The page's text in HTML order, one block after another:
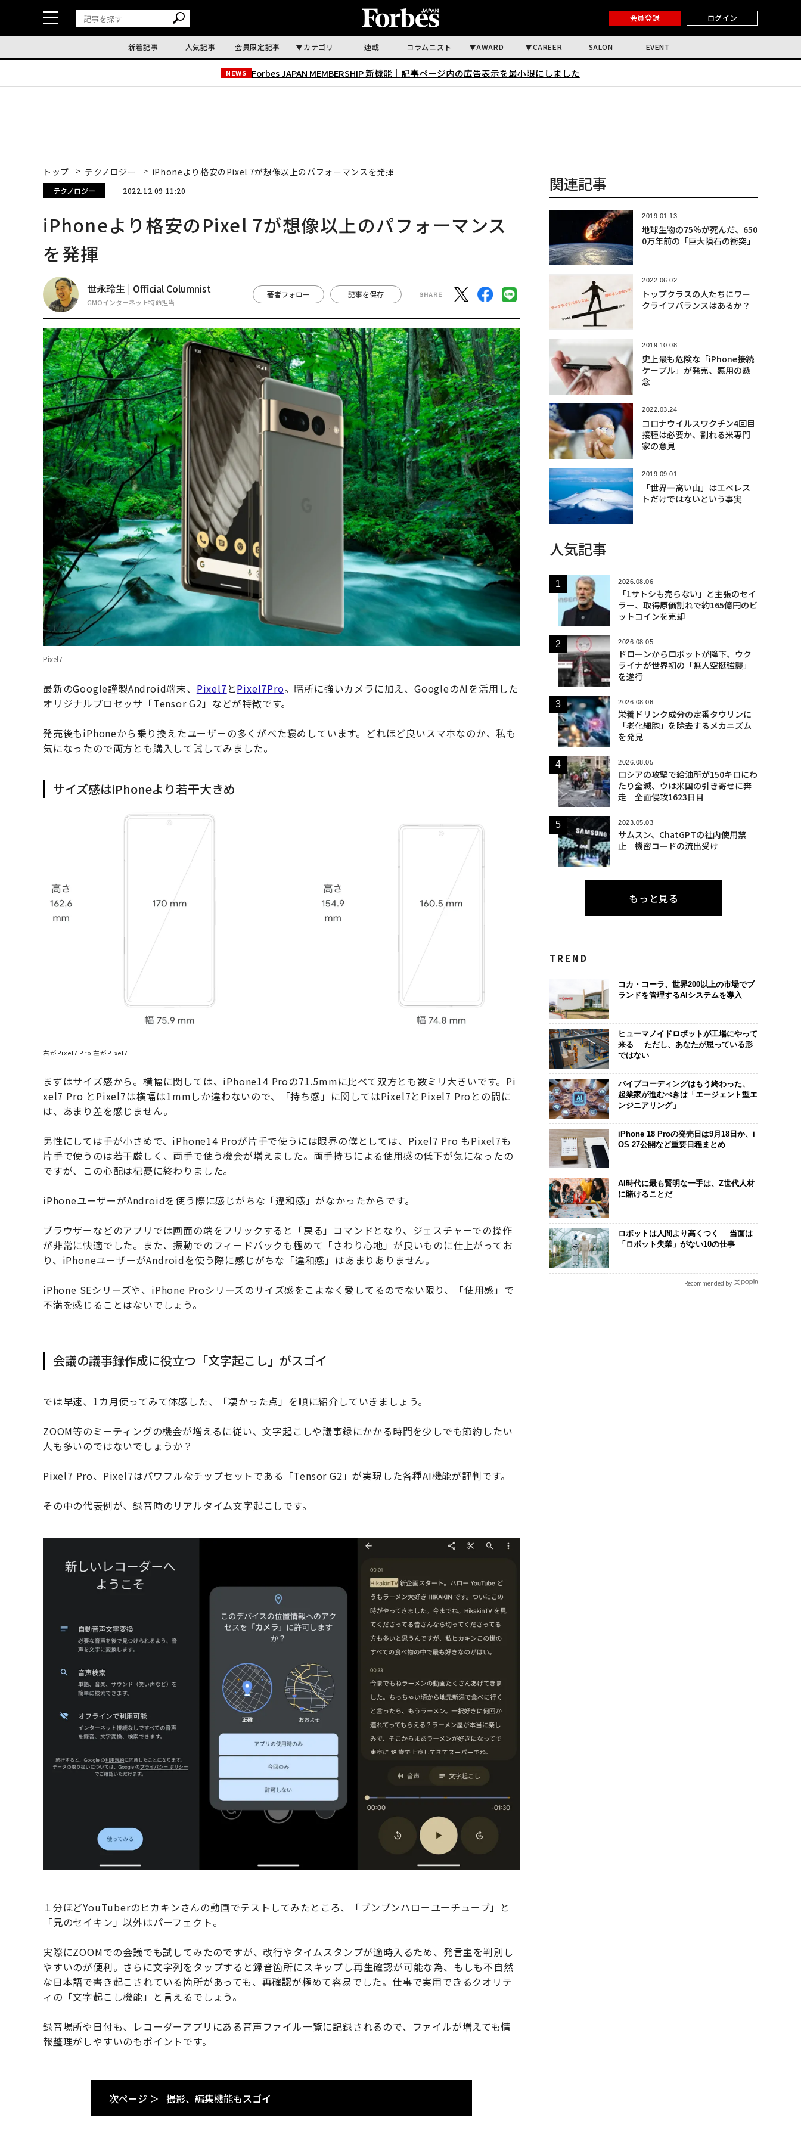
会員登録 ログイン
新着記事 人気記事 会員限定記事 カテゴリ 連載 コラムニスト AWARD CAREER SALON EVENT
NEWS Forbes JAPAN MEMBERSHIP 新機能｜ 記事ページ内の広告表示を最小限にしました
トップ テクノロジー iPhoneより格安のPixel 7が想像以上のパフォーマンスを発揮
テクノロジー 2022.12.09 11:20
iPhoneより格安のPixel 7が想像以上のパフォーマンス
を発揮
世永玲生 | Official Columnist
GMOインターネット特命担当
著者フォロー 記事を保存
Pixel7
最新のGoogle謹製Android端末、 Pixel7 とPixel7Pro。暗所に強いカメラに加え、GoogleのAIを活用した
オリジナルプロセッサ「Tensor G2」などが特徴です。
発売後もiPhoneから乗り換えたユーザーの多くがべた褒めしています。どれほど良いスマホなのか、私も
気になったので両方とも購入して試してみました。
サイズ感はiPhoneより若干大きめ
右がPixel7 Pro 左がPixel7
まずはサイズ感から。横幅に関しては、iPhone14 Proの71.5mmに比べて双方とも数ミリ大きいです。Pi
xel7 Pro とPixel7は横幅は1mmしか違わないので、「持ち感」に関してはPixel7とPixel7 Proとの間に
は、あまり差を感じません。
男性にしては手が小さめで、iPhone14 Proが片手で使うには限界の僕としては、Pixel7 Pro もPixel7も
片手で使うのは若干厳しく、両手で使う機会が増えました。両手持ちによる使用感の低下が気になったの
ですが、この心配は杞憂に終わりました。
iPhoneユーザーがAndroidを使う際に感じがちな「違和感」がなかったからです。
ブラウザーなどのアプリでは画面の端をフリックすると「戻る」コマンドとなり、ジェスチャーでの操作
が非常に快適でした。また、振動でのフィードバックも極めて「さわり心地」が良いものに仕上がってお
り、iPhoneユーザーがAndroidを使う際に感じがちな「違和感」はあまりありません。
iPhone SEシリーズや、iPhone Proシリーズのサイズ感をこよなく愛してるのでない限り、「使用感」で
不満を感じることはないでしょう。
会議の議事録作成に役立つ「文字起こし」がスゴイ
では早速、1カ月使ってみて体感した、「凄かった点」を順に紹介していきましょう。
ZOOM等のミーティングの機会が増えるに従い、文字起こしや議事録にかかる時間を少しでも節約したい
人も多いのではないでしょうか？
Pixel7 Pro、Pixel7はパワフルなチップセットである「Tensor G2」が実現した各種AI機能が評判です。
その中の代表例が、録音時のリアルタイム文字起こしです。
１分ほどYouTuberのヒカキンさんの動画でテストしてみたところ、「ブンブンハローユーチューブ」と
「兄のセイキン」以外はパーフェクト。
実際にZOOMでの会議でも試してみたのですが、改行やタイムスタンプが適時入るため、発言主を判別し
やすいのが便利。さらに文字列をタップすると録音箇所にスキップし再生確認が可能な為、もしも不自然
な日本語で書き起こされている箇所があっても、再確認が極めて容易でした。仕事で実用できるクオリテ
ィの「文字起こし機能」と言えるでしょう。
録音場所や日付も、レコーダーアプリにある音声ファイル一覧に記録されるので、ファイルが増えても情
報整理がしやすいのもポイントです。
次ページ ＞ 撮影、編集機能もスゴイ
関連記事
2019.01.13
地球生物の75％が死んだ、650
0万年前の「巨大隕石の衝突」
2022.06.02
トップクラスの人たちにワー
クライフバランスはあるか？
2019.10.08
史上最も危険な「iPhone接続
ケーブル」が発売、悪用の懸
念
2022.03.24
コロナウイルスワクチン4回目
接種は必要か、割れる米専門
家の意見
2019.09.01
「世界一高い山」はエベレス
トだけではないという事実
人気記事
2026.08.06
「1サトシも売らない」と主張のセイ
ラー、取得原価割れで約165億円のビ
ットコインを売却
2026.08.05
ドローンからロボットが降下、ウク
ライナが世界初の「無人空挺強襲」
を遂行
2026.08.06
栄養ドリンク成分の定番タウリンに
「老化細胞」を除去するメカニズム
を発見
2026.08.05
ロシアの攻撃で給油所が150キロにわ
たり全滅、ウは米国の引き寄せに奔
走 全面侵攻1623日目
2023.05.03
サムスン、ChatGPTの社内使用禁
止 機密コードの流出受け
もっと見る
TREND
コカ・コーラ、世界200以上の市場でブ
ランドを管理するAIシステムを導入
ヒューマノイドロボットが工場にやって
来る──ただし、あなたが思っている形
ではない
バイブコーディングはもう終わった、
起業家が進むべきは「エージェント型エ
ンジニアリング」
iPhone 18 Proの発売日は9月18日か、i
OS 27公開など重要日程まとめ
AI時代に最も賢明な一手は、Z世代人材
に賭けることだ
ロボットは人間より高くつく──当面は
「ロボット失業」がない10の仕事
Recommended by